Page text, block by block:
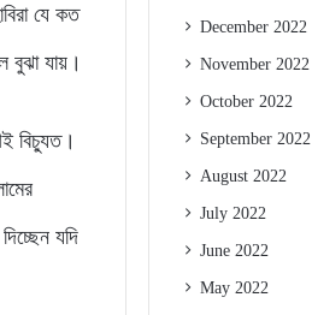
যে কত
বুঝা যায়।
বিচ্যুত।
যদি
December 2022
November 2022
October 2022
September 2022
August 2022
July 2022
June 2022
May 2022